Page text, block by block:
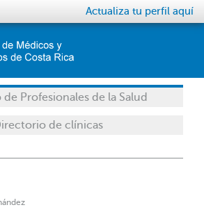
Actualiza tu perfil aquí
Profesionales de la Salud
de clínicas